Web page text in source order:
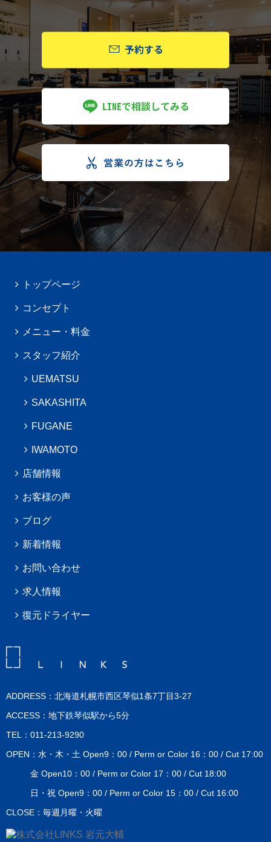
トップページ
コンセプト
メニュー・料金
スタッフ紹介
UEMATSU
SAKASHITA
FUGANE
IWAMOTO
店舗情報
お客様の声
ブログ
新着情報
お問い合わせ
求人情報
復元ドライヤー
ADDRESS：北海道札幌市西区琴似1条7丁目3-27
ACCESS：地下鉄琴似駅から5分
TEL：011-213-9290
OPEN：水・木・土 Open9：00 / Perm or Color 16：00 / Cut 17:00
金 Open10：00 / Perm or Color 17：00 / Cut 18:00
日・祝 Open9：00 / Perm or Color 15：00 / Cut 16:00
CLOSE：毎週月曜・火曜